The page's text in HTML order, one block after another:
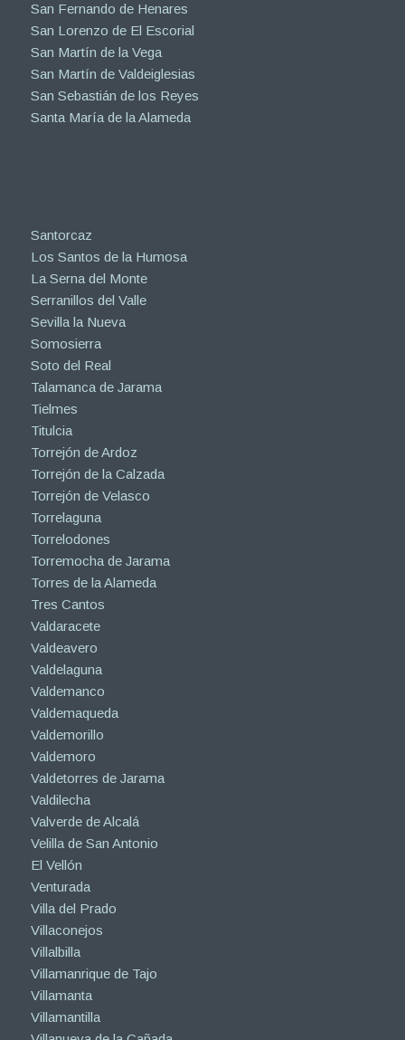
San Fernando de Henares
San Lorenzo de El Escorial
San Martín de la Vega
San Martín de Valdeiglesias
San Sebastián de los Reyes
Santa María de la Alameda
Santorcaz
Los Santos de la Humosa
La Serna del Monte
Serranillos del Valle
Sevilla la Nueva
Somosierra
Soto del Real
Talamanca de Jarama
Tielmes
Titulcia
Torrejón de Ardoz
Torrejón de la Calzada
Torrejón de Velasco
Torrelaguna
Torrelodones
Torremocha de Jarama
Torres de la Alameda
Tres Cantos
Valdaracete
Valdeavero
Valdelaguna
Valdemanco
Valdemaqueda
Valdemorillo
Valdemoro
Valdetorres de Jarama
Valdilecha
Valverde de Alcalá
Velilla de San Antonio
El Vellón
Venturada
Villa del Prado
Villaconejos
Villalbilla
Villamanrique de Tajo
Villamanta
Villamantilla